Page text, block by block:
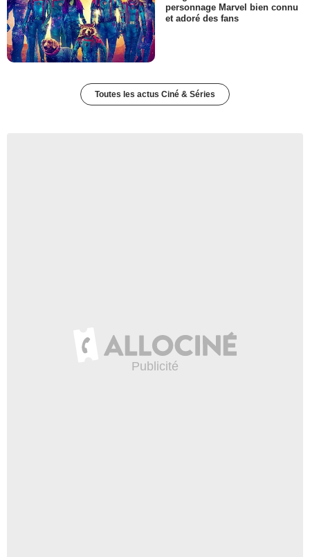
personnage Marvel bien connu
et adoré des fans
Toutes les actus Ciné & Séries